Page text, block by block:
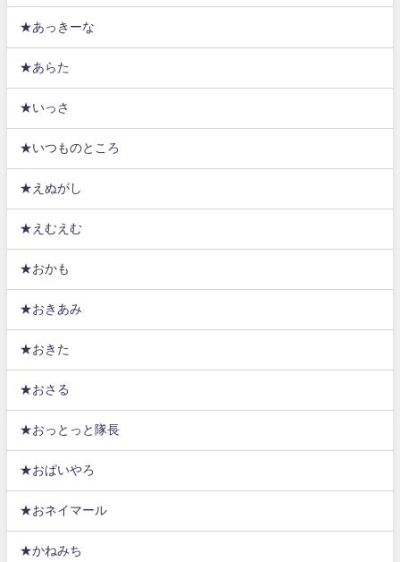
★あっきーな
★あらた
★いっさ
★いつものところ
★えぬがし
★えむえむ
★おかも
★おきあみ
★おきた
★おさる
★おっとっと隊長
★おぱいやろ
★おネイマール
★かねみち